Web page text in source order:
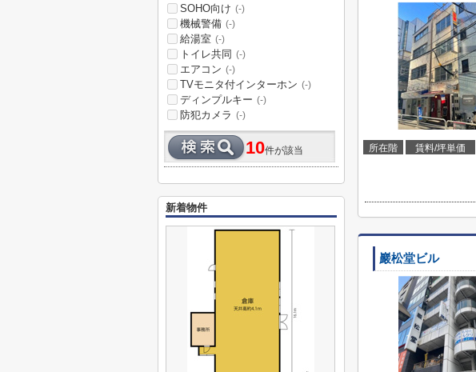
所在階 賃料/坪単価
巖松堂ビル
SOHO向け (-)
機械警備 (-)
給湯室 (-)
トイレ共同 (-)
エアコン (-)
TVモニタ付インターホン (-)
ディンプルキー (-)
防犯カメラ (-)
10件が該当
新着物件